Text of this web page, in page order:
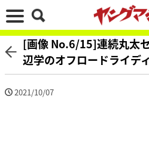
[画像 No.6/15]連続丸太
辺学のオフロードライデ
2021/10/07